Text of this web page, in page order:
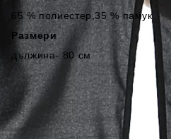
65% полиестер,35 % памук
Размери
дължина- 80 см